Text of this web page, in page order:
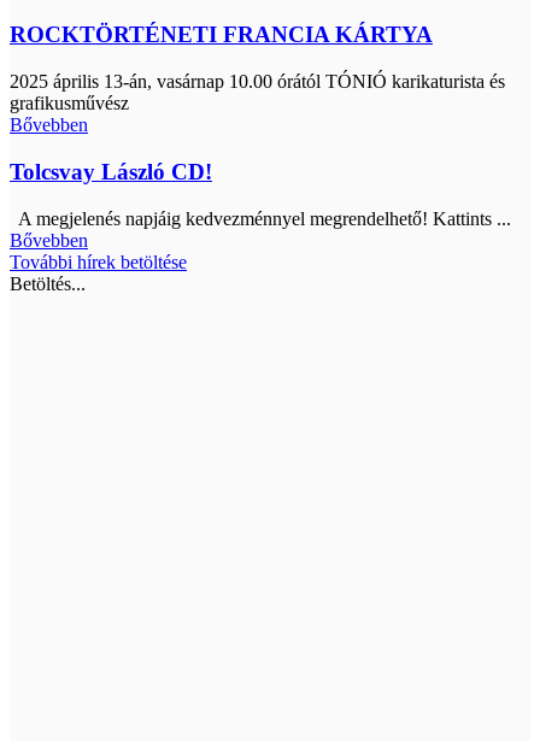
ROCKTÖRTÉNETI FRANCIA KÁRTYA
2025 április 13-án, vasárnap 10.00 órától TÓNIÓ karikaturista és
grafikusművész
Bővebben
Tolcsvay László CD!
A megjelenés napjáig kedvezménnyel megrendelhető! Kattints ...
Bővebben
További hírek betöltése
Betöltés...